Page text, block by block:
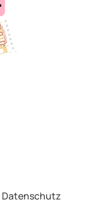
Datenschutz